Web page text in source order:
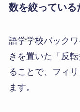
数を絞っている
語学学校バック
きを置いた「反
ることで、フィ
ます。